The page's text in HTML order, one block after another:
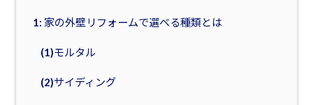
1: 家の外壁リフォームで選べる種類とは
(1)モルタル
(2)サイディング